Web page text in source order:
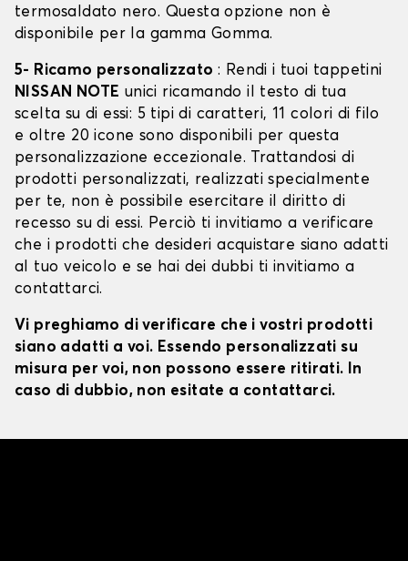
termosaldato nero. Questa opzione non è
disponibile per la gamma Gomma.
5- Ricamo personalizzato : Rendi i tuoi tappetini
NISSAN NOTE unici ricamando il testo di tua
scelta su di essi: 5 tipi di caratteri, 11 colori di filo
e oltre 20 icone sono disponibili per questa
personalizzazione eccezionale. Trattandosi di
prodotti personalizzati, realizzati specialmente
per te, non è possibile esercitare il diritto di
recesso su di essi. Perciò ti invitiamo a verificare
che i prodotti che desideri acquistare siano adatti
al tuo veicolo e se hai dei dubbi ti invitiamo a
contattarci.
Vi preghiamo di verificare che i vostri prodotti
siano adatti a voi. Essendo personalizzati su
misura per voi, non possono essere ritirati. In
caso di dubbio, non esitate a contattarci.